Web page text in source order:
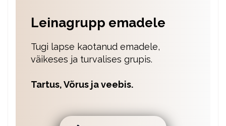
Leinagrupp emadele
Tugi lapse kaotanud emadele,
väikeses ja turvalises grupis.
Tartus, Võrus ja veebis.